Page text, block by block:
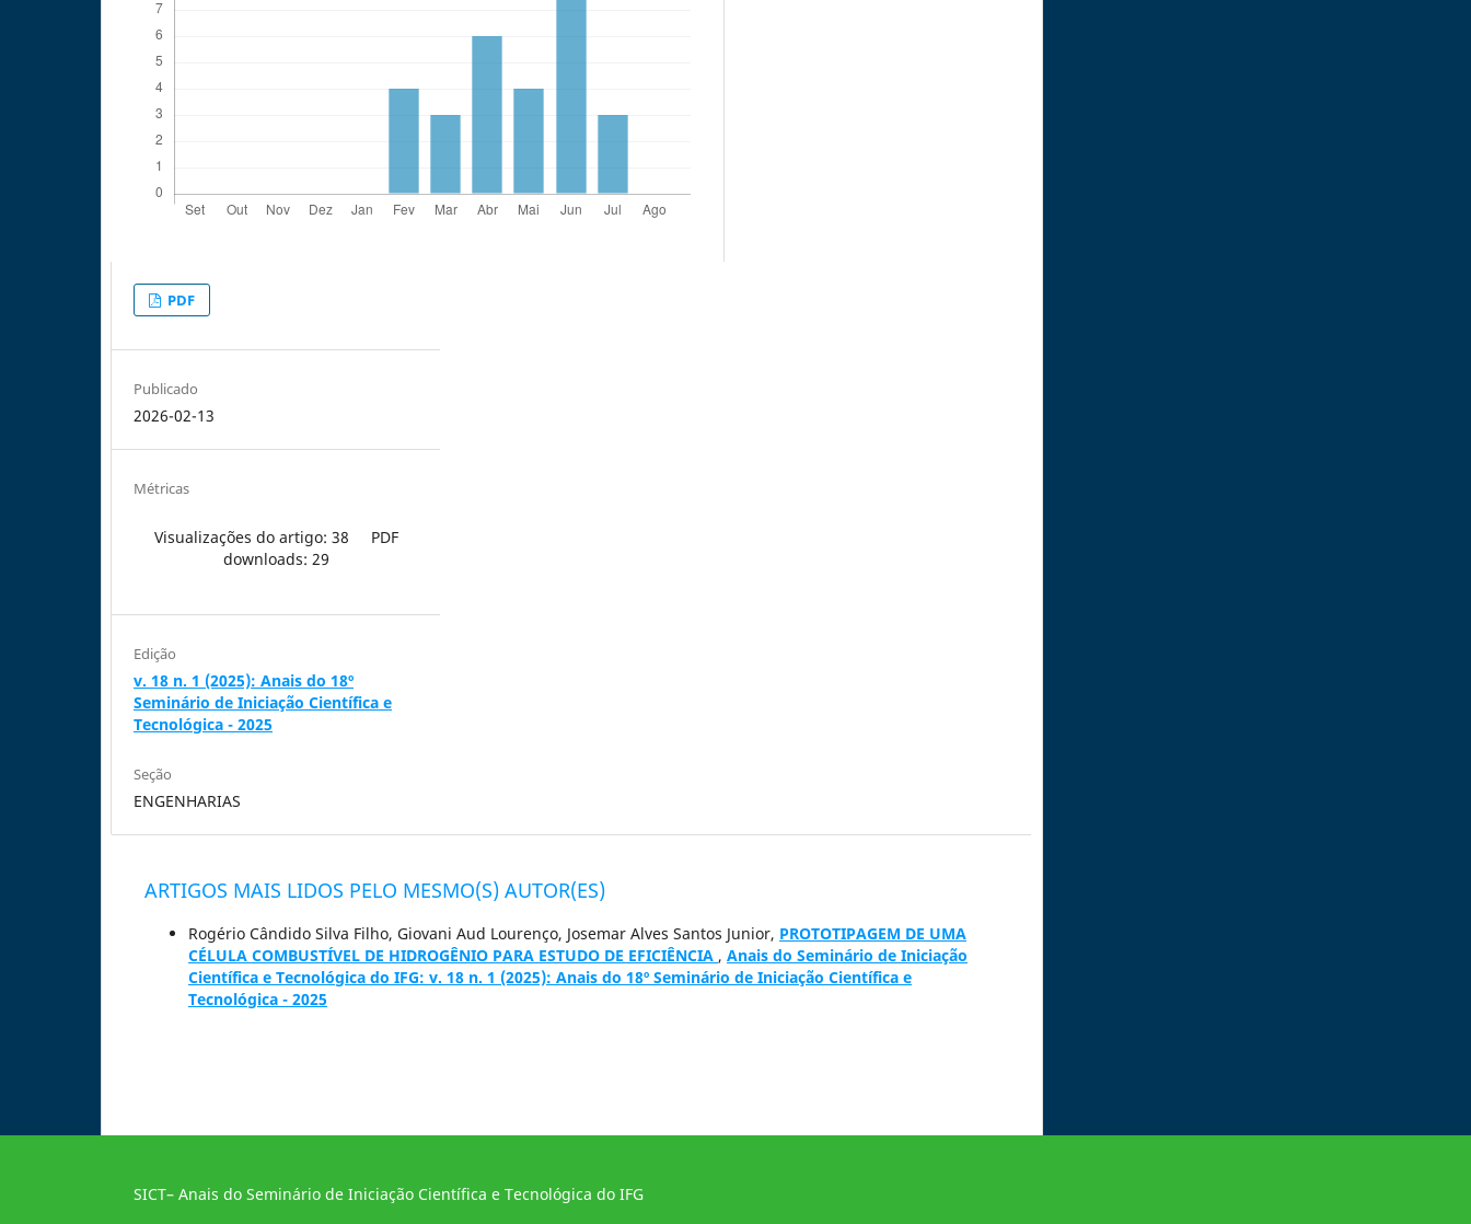
PDF
Publicado
2026-02-13
Métricas
Visualizações do artigo: 38
PDF
downloads: 29
Edição
v. 18 n. 1 (2025): Anais do 18º
Seminário de Iniciação Científica e
Tecnológica - 2025
Seção
ENGENHARIAS
ARTIGOS MAIS LIDOS PELO MESMO(S) AUTOR(ES)
Rogério Cândido Silva Filho, Giovani Aud Lourenço, Josemar Alves Santos Junior, PROTOTIPAGEM DE UMA
CÉLULA COMBUSTÍVEL DE HIDROGÊNIO PARA ESTUDO DE EFICIÊNCIA , Anais do Seminário de Iniciação
Científica e Tecnológica do IFG: v. 18 n. 1 (2025): Anais do 18º Seminário de Iniciação Científica e
Tecnológica - 2025
SICT– Anais do Seminário de Iniciação Científica e Tecnológica do IFG